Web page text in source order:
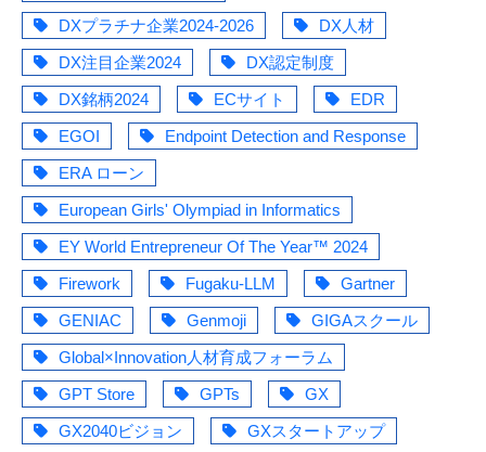
DXプラチナ企業2024-2026
DX人材
DX注目企業2024
DX認定制度
DX銘柄2024
ECサイト
EDR
EGOI
Endpoint Detection and Response
ERA ローン
European Girls' Olympiad in Informatics
EY World Entrepreneur Of The Year™ 2024
Firework
Fugaku-LLM
Gartner
GENIAC
Genmoji
GIGAスクール
Global×Innovation人材育成フォーラム
GPT Store
GPTs
GX
GX2040ビジョン
GXスタートアップ